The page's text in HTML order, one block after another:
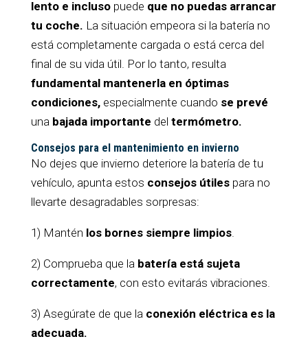
lento e inclusopuede que no puedas arrancar
tu coche. La situación empeora si la batería no
está completamente cargada o está cerca del
final de su vida útil. Por lo tanto, resulta
fundamental mantenerla en óptimas
condiciones, especialmente cuando se prevé
una bajada importante del termómetro.
Consejos para el mantenimiento en invierno
No dejes que invierno deteriore la batería de tu
vehículo, apunta estos consejos útilespara no
llevarte desagradables sorpresas:
1) Mantén los bornes siempre limpios.
2) Comprueba que la batería está sujeta
correctamente, con esto evitarás vibraciones.
3) Asegúrate de que la conexión eléctrica es la
adecuada.